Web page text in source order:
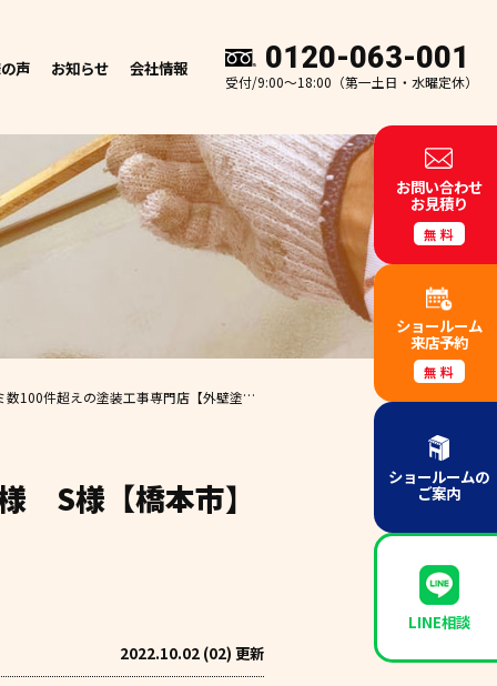
声 お知らせ 会社情報 0120-063-001
受付/9:00～18:00（第一土日・水曜定休）
100件超えの塗装工事専門店 【外壁塗装 和歌山市 エースペイント】✨
S様【橋本市】
2022.10.02 (02) 更新
お問い合わせ
お見積り
無料
ショールーム
来店予約
無料
ショールームの
ご案内
LINE相談